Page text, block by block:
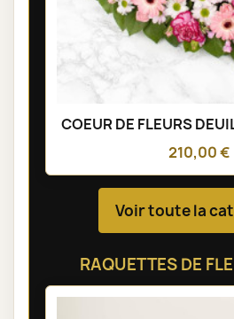
COEUR DE FLEURS
210,00 €
Voir toute la
RAQUETTES DE